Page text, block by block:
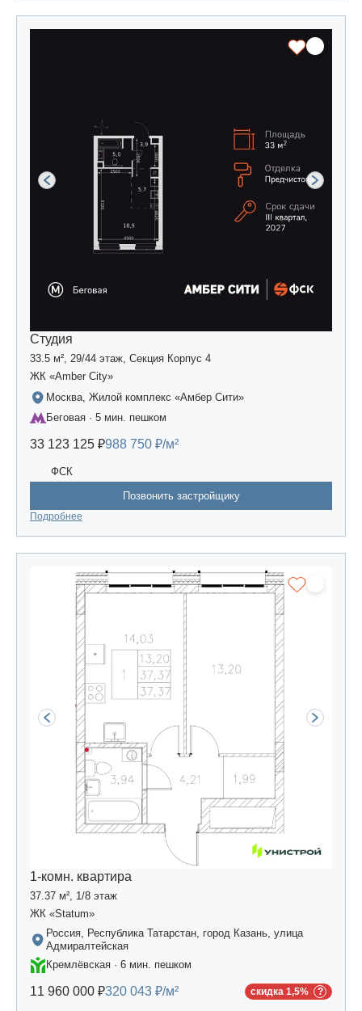
Студия
33.5 м², 29/44 этаж, Секция Корпус 4
ЖК «Amber Сity»
Москва, Жилой комплекс «Амбер Сити»
Беговая · 5 мин. пешком
33 123 125 ₽988 750 ₽/м²
ФСК
Позвонить застройщику
Подробнее
1-комн. квартира
37.37 м², 1/8 этаж
ЖК «Statum»
Россия, Республика Татарстан, город Казань, улица
Адмиралтейская
Кремлёвская · 6 мин. пешком
11 960 000 ₽320 043 ₽/м² скидка 1,5%